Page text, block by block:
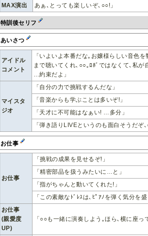
MAX演出
あぁ､とっても楽しいぞ､○○!」
特訓後セリフ
あいさつ
アイドル
コメント
「いよいよ本番だな｡お嬢様らしい音色
まで聴いてくれ､○○｡ﾛﾎﾞではなくて､私
…約束だよ」
マイスタ
ジオ
「自分の力で挑戦するんだな」
「音楽からも学ぶことは多いぞ!」
「天才に不可能はなぁい! …多分」
「弾き語りLIVEというのも面白そうだぞ､
お仕事
お仕事
「挑戦の成果を見せるぞ!」
「精密部品を扱うみたいに…と」
「指がちゃんと動いてくれた!」
「この素敵なﾄﾞﾚｽは､ﾋﾟｱﾉを弾く気分を
お仕事
(親愛度
UP)
「○○も一緒に演奏しよう｡ほら､横に座っ